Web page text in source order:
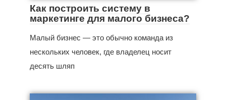
Как построить систему в
маркетинге для малого бизнеса?
Малый бизнес — это обычно команда из
нескольких человек, где владелец носит
десять шляп